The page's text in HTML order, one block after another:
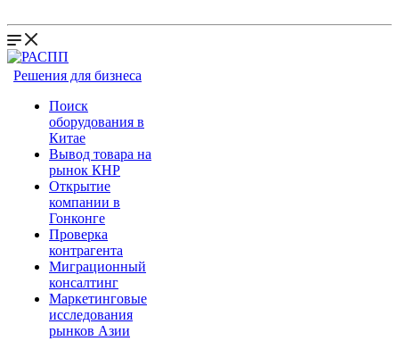
Решения для бизнеса
Поиск
оборудования в
Китае
Вывод товара на
рынок КНР
Открытие
компании в
Гонконге
Проверка
контрагента
Миграционный
консалтинг
Маркетинговые
исследования
рынков Азии